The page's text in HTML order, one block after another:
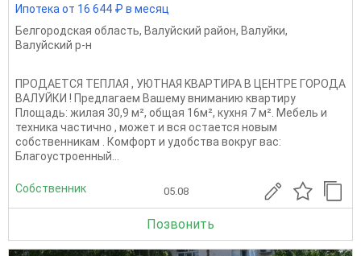
Ипотека от 16 644 ₽ в месяц
Белгородская область, Валуйский район, Валуйки,
Валуйский р-н
ПPОДAEТСЯ ТЕПЛАЯ , УЮТНАЯ KBАРTИPA B ЦЕНТРЕ ГОРОДА
ВАЛУЙКИ ! Прeдлaгaeм Вашeму внимaнию квapтиру
Площадь: жилая 30,9 м², общая 16м², кухня 7 м². Мебель и
техника частично , может и вся остается новым
собственникам . Комфорт и удобства вокруг вас:
Благоустроенный...
Собственник 05.08
Позвонить